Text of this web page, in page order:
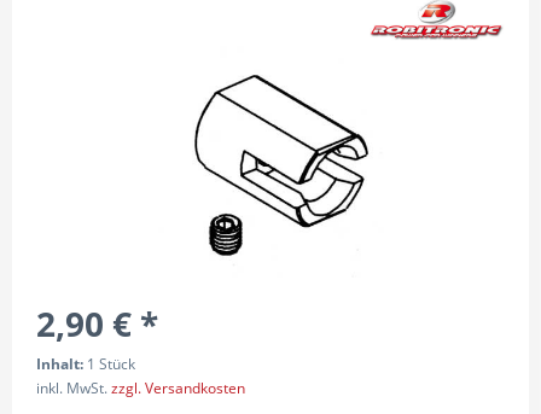
2,90 € *
Inhalt: 1 Stück
inkl. MwSt.zzgl. Versandkosten